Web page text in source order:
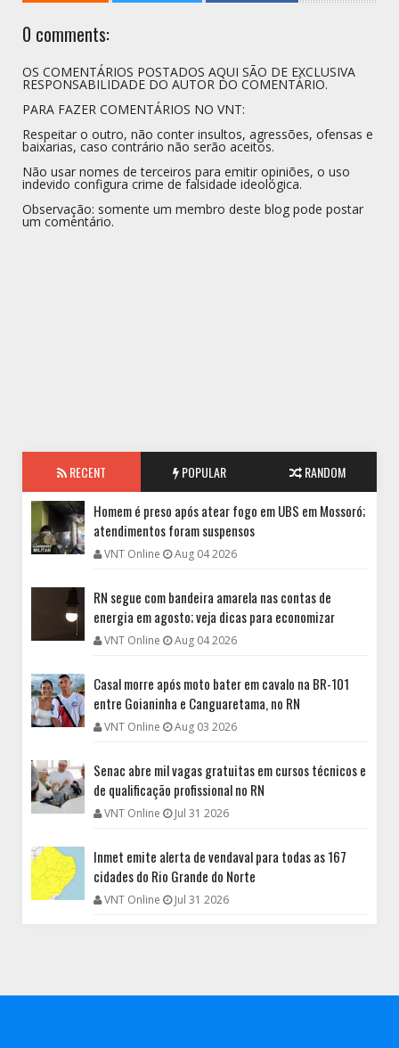
0 comments:
OS COMENTÁRIOS POSTADOS AQUI SÃO DE EXCLUSIVA
RESPONSABILIDADE DO AUTOR DO COMENTÁRIO.
PARA FAZER COMENTÁRIOS NO VNT:
Respeitar o outro, não conter insultos, agressões, ofensas e
baixarias, caso contrário não serão aceitos.
Não usar nomes de terceiros para emitir opiniões, o uso
indevido configura crime de falsidade ideológica.
Observação: somente um membro deste blog pode postar
um comentário.
RECENT POPULAR RANDOM
Homem é preso após atear fogo em UBS em Mossoró;
atendimentos foram suspensos
VNT Online Aug 04 2026
RN segue com bandeira amarela nas contas de
energia em agosto; veja dicas para economizar
VNT Online Aug 04 2026
Casal morre após moto bater em cavalo na BR-101
entre Goianinha e Canguaretama, no RN
VNT Online Aug 03 2026
Senac abre mil vagas gratuitas em cursos técnicos e
de qualificação profissional no RN
VNT Online Jul 31 2026
Inmet emite alerta de vendaval para todas as 167
cidades do Rio Grande do Norte
VNT Online Jul 31 2026